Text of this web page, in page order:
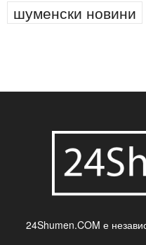
шуменски новини
24Shumen.COM е